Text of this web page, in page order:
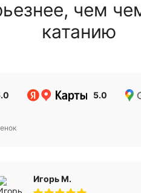
чем
катанию
5.0
Игорь М.